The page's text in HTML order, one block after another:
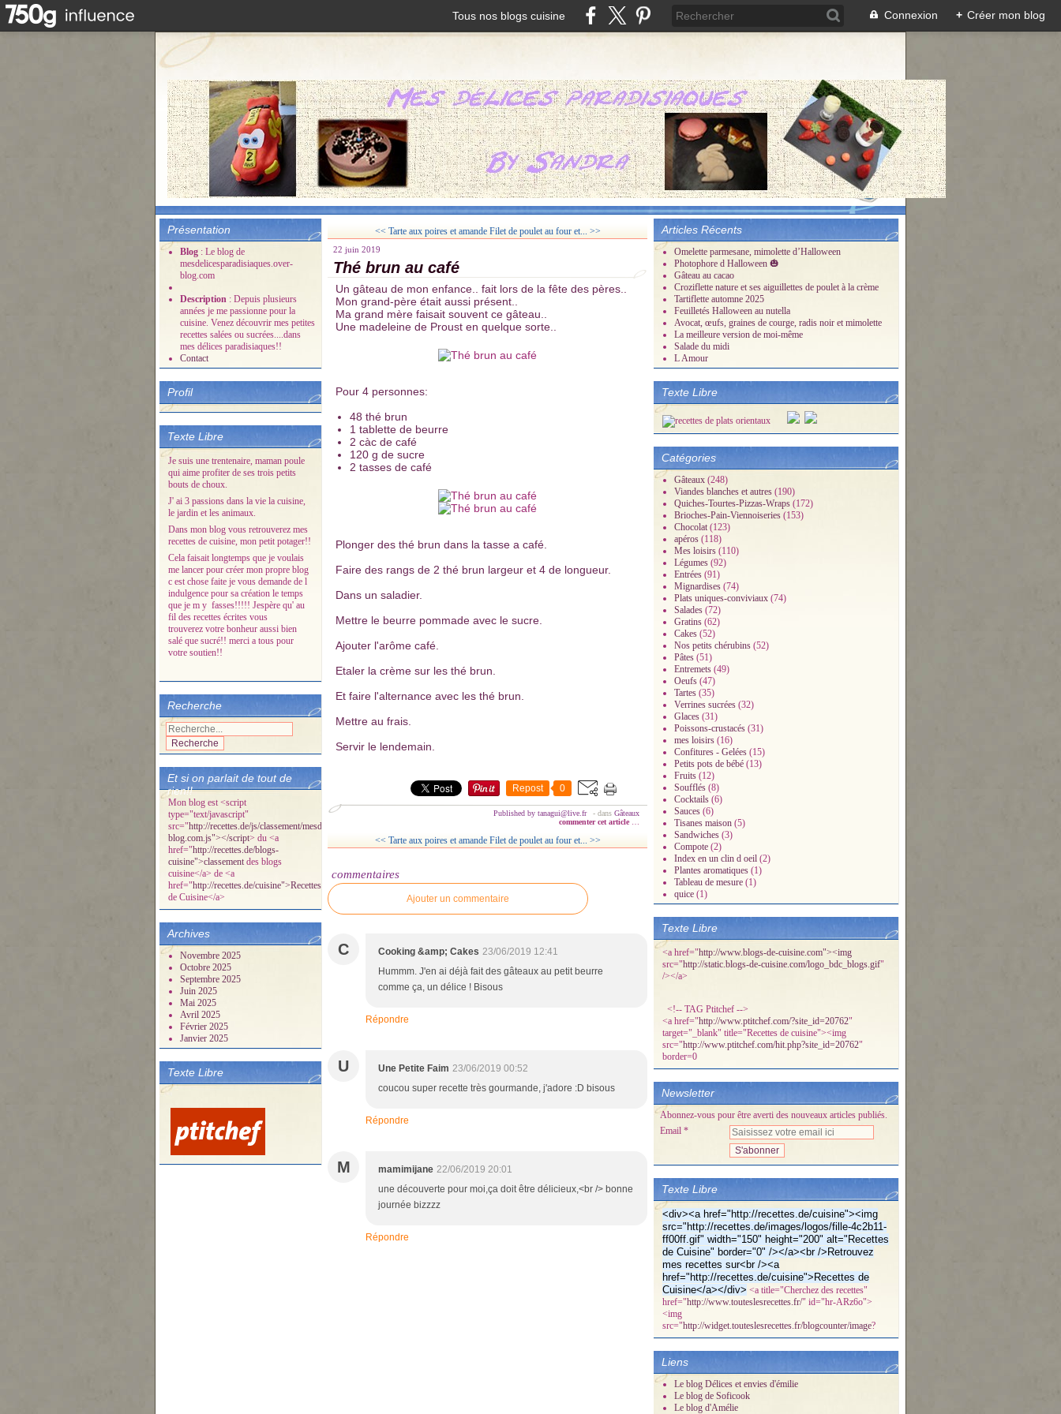
Tous nos blogs cuisine Connexion + Créer mon blog
Présentation
Blog : Le blog de
mesdelicesparadisiaques.over-
blog.com
Description : Depuis plusieurs
années je me passionne pour la
cuisine. Venez découvrir mes petites
recettes salées ou sucrées....dans
mes délices paradisiaques!!
Contact
Profil
Texte Libre
Je suis une trentenaire, maman poule
qui aime profiter de ses trois petits
bouts de choux.
J' ai 3 passions dans la vie la cuisine,
le jardin et les animaux.
Dans mon blog vous retrouverez mes
recettes de cuisine, mon petit potager!!
Cela faisait longtemps que je voulais
me lancer pour créer mon propre blog
c est chose faite je vous demande de l
indulgence pour sa création le temps
que je m y fasses!!!!! Jespère qu' au
fil des recettes écrites vous
trouverez votre bonheur aussi bien
salé que sucré!! merci a tous pour
votre soutien!!
Recherche
Et si on parlait de tout de
rien!!
Mon blog est <script
type="text/javascript"
src="http://recettes.de/js/classement/mesdelicesparadisiaques.over-
blog.com.js"></script> du <a
href="http://recettes.de/blogs-
cuisine">classement des blogs
cuisine</a> de <a
href="http://recettes.de/cuisine">Recettes
de Cuisine</a>
Archives
Novembre 2025
Octobre 2025
Septembre 2025
Juin 2025
Mai 2025
Avril 2025
Février 2025
Janvier 2025
Texte Libre
<< Tarte aux poires et amande Filet de poulet au four et... >>
22 juin 2019
Thé brun au café
Un gâteau de mon enfance.. fait lors de la fête des pères..
Mon grand-père était aussi présent..
Ma grand mère faisait souvent ce gâteau..
Une madeleine de Proust en quelque sorte..
Pour 4 personnes:
48 thé brun
1 tablette de beurre
2 càc de café
120 g de sucre
2 tasses de café
Plonger des thé brun dans la tasse a café.
Faire des rangs de 2 thé brun largeur et 4 de longueur.
Dans un saladier.
Mettre le beurre pommade avec le sucre.
Ajouter l'arôme café.
Etaler la crème sur les thé brun.
Et faire l'alternance avec les thé brun.
Mettre au frais.
Servir le lendemain.
Repost 0
Published by tanagui@live.fr - dans Gâteaux
commenter cet article
<< Tarte aux poires et amande Filet de poulet au four et... >>
commentaires
Ajouter un commentaire
C Cooking &amp; Cakes 23/06/2019 12:41
Hummm. J'en ai déjà fait des gâteaux au petit beurre
comme ça, un délice ! Bisous
Répondre
U Une Petite Faim 23/06/2019 00:52
coucou super recette très gourmande, j'adore :D bisous
Répondre
M mamimijane 22/06/2019 20:01
une découverte pour moi,ça doit être délicieux,<br /> bonne
journée bizzzz
Répondre
Articles Récents
Omelette parmesane, mimolette d’Halloween
Photophore d Halloween 🎃
Gâteau au cacao
Croziflette nature et ses aiguillettes de poulet à la crème
Tartiflette automne 2025
Feuilletés Halloween au nutella
Avocat, œufs, graines de courge, radis noir et mimolette
La meilleure version de moi-même
Salade du midi
L Amour
Texte Libre
Catégories
Gâteaux (248)
Viandes blanches et autres (190)
Quiches-Tourtes-Pizzas-Wraps (172)
Brioches-Pain-Viennoiseries (153)
Chocolat (123)
apéros (118)
Mes loisirs (110)
Légumes (92)
Entrées (91)
Mignardises (74)
Plats uniques-conviviaux (74)
Salades (72)
Gratins (62)
Cakes (52)
Nos petits chérubins (52)
Pâtes (51)
Entremets (49)
Oeufs (47)
Tartes (35)
Verrines sucrées (32)
Glaces (31)
Poissons-crustacés (31)
mes loisirs (16)
Confitures - Gelées (15)
Petits pots de bébé (13)
Fruits (12)
Soufflés (8)
Cocktails (6)
Sauces (6)
Tisanes maison (5)
Sandwiches (3)
Compote (2)
Index en un clin d oeil (2)
Plantes aromatiques (1)
Tableau de mesure (1)
quice (1)
Texte Libre
<a href="http://www.blogs-de-cuisine.com"><img
src="http://static.blogs-de-cuisine.com/logo_bdc_blogs.gif"
/></a>
<!-- TAG Ptitchef -->
<a href="http://www.ptitchef.com/?site_id=20762"
target="_blank" title="Recettes de cuisine"><img
src="http://www.ptitchef.com/hit.php?site_id=20762"
border=0
Newsletter
Abonnez-vous pour être averti des nouveaux articles publiés.
Email
Texte Libre
<div><a href="http://recettes.de/cuisine"><img
src="http://recettes.de/images/logos/fille-4c2b11-
ff00ff.gif" width="150" height="200" alt="Recettes
de Cuisine" border="0" /></a><br />Retrouvez
mes recettes sur<br /><a
href="http://recettes.de/cuisine">Recettes de
Cuisine</a></div> <a title="Cherchez des recettes"
href="http://www.touteslesrecettes.fr/" id="hr-ARz6o">
<img
src="http://widget.touteslesrecettes.fr/blogcounter/image?
Liens
Le blog Délices et envies d'émilie
Le blog de Soficook
Le blog d'Amélie